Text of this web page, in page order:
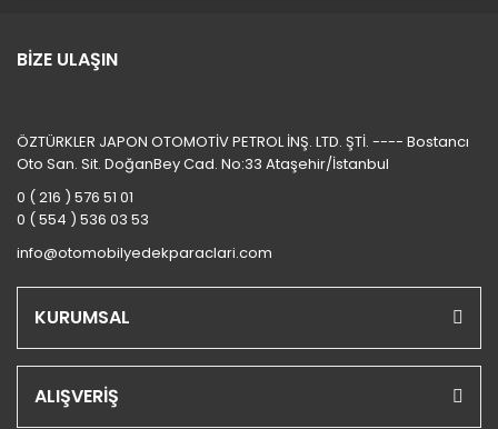
BİZE ULAŞIN
ÖZTÜRKLER JAPON OTOMOTİV PETROL İNŞ. LTD. ŞTİ. ---- Bostancı
Oto San. Sit. DoğanBey Cad. No:33 Ataşehir/İstanbul
0 ( 216 ) 576 51 01
0 ( 554 ) 536 03 53
info@otomobilyedekparaclari.com
KURUMSAL
ALIŞVERİŞ